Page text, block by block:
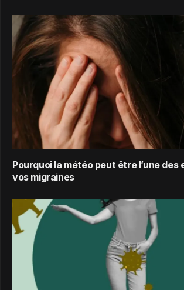
Pourquoi la météo peut être l’une des
vos migraines